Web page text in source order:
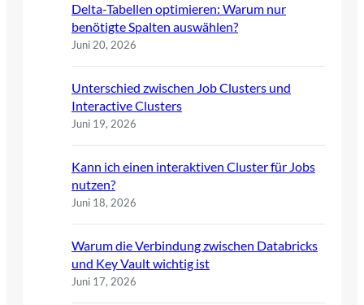
Delta-Tabellen optimieren: Warum nur
benötigte Spalten auswählen?
Juni 20, 2026
Unterschied zwischen Job Clusters und
Interactive Clusters
Juni 19, 2026
Kann ich einen interaktiven Cluster für Jobs
nutzen?
Juni 18, 2026
Warum die Verbindung zwischen Databricks
und Key Vault wichtig ist
Juni 17, 2026